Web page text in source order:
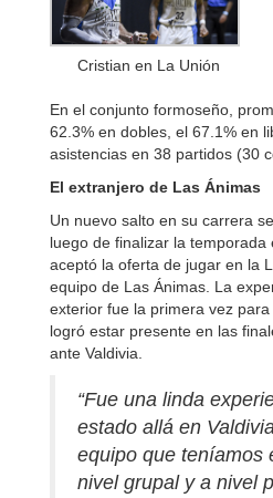
Cristian en La Unión
En el conjunto formoseño,
62.3% en dobles, el 67.1% en
asistencias en 38 partidos (30
El extranjero de Las Ánimas
Un nuevo salto en su carrera
luego de finalizar la temporada
aceptó la oferta de jugar en la
equipo de Las Ánimas. La
exterior fue la primera vez
logró estar presente en las
ante Valdivia.
“Fue una linda
estado allá en
equipo que teníamos
nivel grupal y a nivel